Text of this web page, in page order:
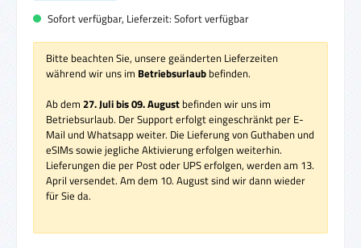
Sofort verfügbar, Lieferzeit: Sofort verfügbar
Bitte beachten Sie, unsere geänderten Lieferzeiten
während wir uns im Betriebsurlaub befinden.
Ab dem 27. Juli bis 09. August befinden wir uns im
Betriebsurlaub. Der Support erfolgt eingeschränkt per E-
Mail und Whatsapp weiter. Die Lieferung von Guthaben und
eSIMs sowie jegliche Aktivierung erfolgen weiterhin.
Lieferungen die per Post oder UPS erfolgen, werden am 13.
April versendet. Am dem 10. August sind wir dann wieder
für Sie da.